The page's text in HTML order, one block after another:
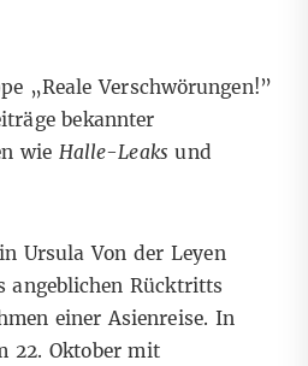
„Reale Verschwörungen!”
bekannter
wie Halle-Leaks und
Ursula Von der Leyen
angeblichen Rücktritts
einer Asienreise. In
22. Oktober mit